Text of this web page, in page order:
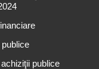
publice